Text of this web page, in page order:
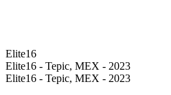
Elite16
Elite16 - Tepic, MEX - 2023
Elite16 - Tepic, MEX - 2023